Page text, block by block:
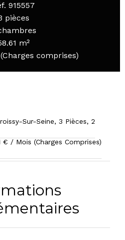
915557
pièces
m²
comprises)
Sur-Seine, 3 Pièces, 2
€ / Mois (Charges Comprises)